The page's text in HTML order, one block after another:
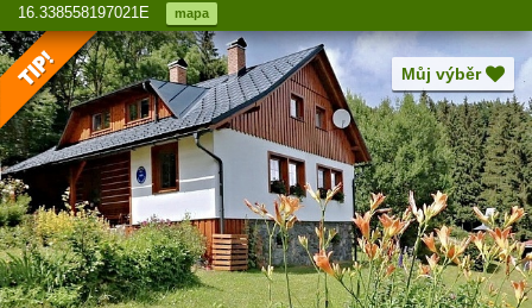
16.338558197021E
mapa
Můj výběr